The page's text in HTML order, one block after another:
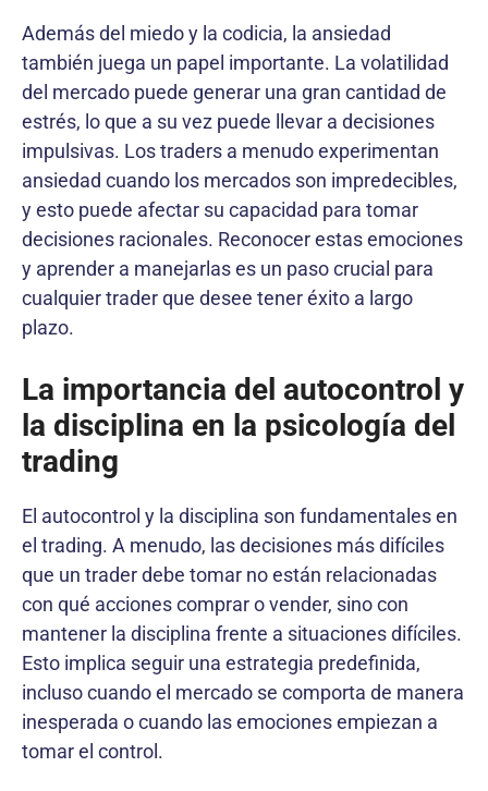
Además del miedo y la codicia, la ansiedad
también juega un papel importante. La volatilidad
del mercado puede generar una gran cantidad de
estrés, lo que a su vez puede llevar a decisiones
impulsivas. Los traders a menudo experimentan
ansiedad cuando los mercados son impredecibles,
y esto puede afectar su capacidad para tomar
decisiones racionales. Reconocer estas emociones
y aprender a manejarlas es un paso crucial para
cualquier trader que desee tener éxito a largo
plazo.
La importancia del autocontrol y
la disciplina en la psicología del
trading
El autocontrol y la disciplina son fundamentales en
el trading. A menudo, las decisiones más difíciles
que un trader debe tomar no están relacionadas
con qué acciones comprar o vender, sino con
mantener la disciplina frente a situaciones difíciles.
Esto implica seguir una estrategia predefinida,
incluso cuando el mercado se comporta de manera
inesperada o cuando las emociones empiezan a
tomar el control.